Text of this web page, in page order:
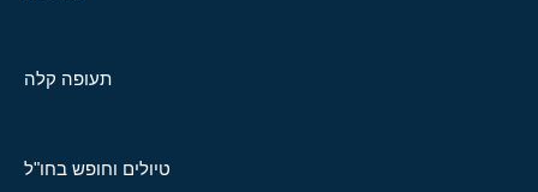
תעופה קלה
טיולים וחופש בחו"ל